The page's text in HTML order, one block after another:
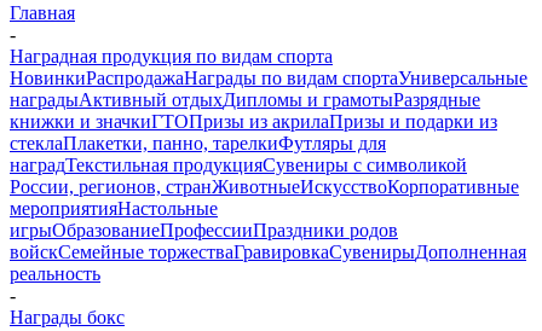
Главная
-
Наградная продукция по видам спорта
НовинкиРаспродажаНаграды по видам спортаУниверсальные
наградыАктивный отдыхДипломы и грамотыРазрядные
книжки и значкиГТОПризы из акрилаПризы и подарки из
стеклаПлакетки, панно, тарелкиФутляры для
наградТекстильная продукцияСувениры с символикой
России, регионов, странЖивотныеИскусствоКорпоративные
мероприятияНастольные
игрыОбразованиеПрофессииПраздники родов
войскСемейные торжестваГравировкаСувенирыДополненная
реальность
-
Награды бокс